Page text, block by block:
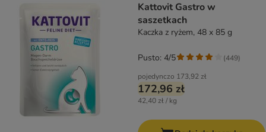
Kattovit Gastro w
saszetkach
Kaczka z ryżem, 48 x 85 g
pojedynczo 173,92 zł
172,96 zł
42,40 zł / kg
Pusto: 4/5 (449)